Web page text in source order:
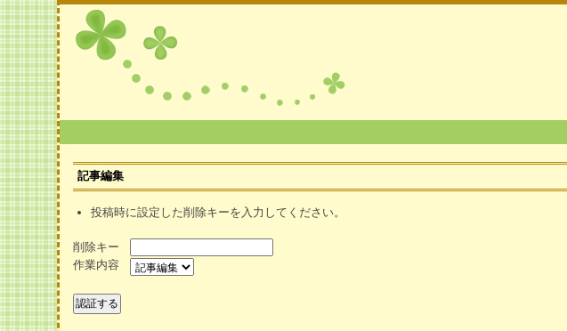
記事編集
投稿時に設定した削除キーを入力してください。
削除キー
作業内容